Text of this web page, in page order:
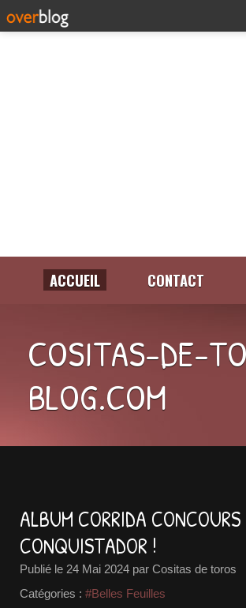
ACCUEIL CONTACT
COSITAS-DE-
BLOG.COM
ALBUM CORRIDA
CONQUISTADOR !
Publié le 24 Mai 2024 par Cositas de toros
Catégories : #Belles Feuilles